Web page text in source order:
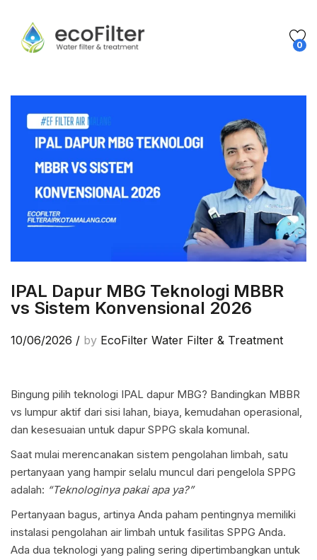
0
IPAL Dapur MBG Teknologi MBBR
vs Sistem Konvensional 2026
10/06/2026 / by EcoFilter Water Filter & Treatment
Bingung pilih teknologi IPAL dapur MBG? Bandingkan MBBR
vs lumpur aktif dari sisi lahan, biaya, kemudahan operasional,
dan kesesuaian untuk dapur SPPG skala komunal.
Saat mulai merencanakan sistem pengolahan limbah, satu
pertanyaan yang hampir selalu muncul dari pengelola SPPG
adalah: “Teknologinya pakai apa ya?”
Pertanyaan bagus, artinya Anda paham pentingnya memiliki
instalasi pengolahan air limbah untuk fasilitas SPPG Anda.
Ada dua teknologi yang paling sering dipertimbangkan untuk